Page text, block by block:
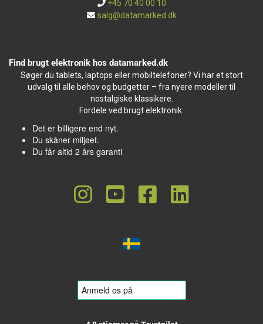
+45 70 40 00 10
salg@datamarked.dk
Find brugt elektronik hos datamarked.dk
Søger du tablets, laptops eller mobiltelefoner? Vi har et stort
udvalg til alle behov og budgetter – fra nyere modeller til
nostalgiske klassikere.
Fordele ved brugt elektronik:
Det er billigere end nyt.
Du skåner miljøet.
Du får altid 2 års garanti